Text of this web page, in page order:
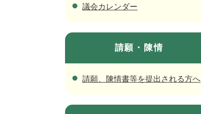
議会カレンダー
請願・陳情
請願、陳情書等を提出される方へ